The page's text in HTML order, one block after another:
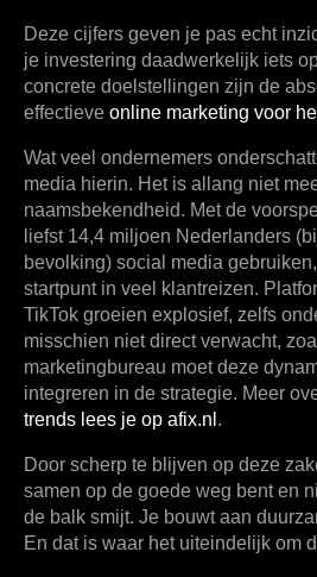
Deze cijfers geven je pas echt
je investering daadwerkelijk iets
concrete doelstellingen zijn de
effectieve online marketing voor
Wat veel ondernemers
media hierin. Het is allang niet
naamsbekendheid. Met de
liefst 14,4 miljoen Nederlanders
bevolking) social media
startpunt in veel klantreizen.
TikTok groeien explosief, zelfs
misschien niet direct verwacht,
marketingbureau moet deze
integreren in de strategie. Meer
trends lees je op afix.nl .
Door scherp te blijven op deze
samen op de goede weg bent en
de balk smijt. Je bouwt aan
En dat is waar het uiteindelijk om